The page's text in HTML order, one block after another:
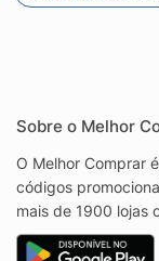
Sobre o Melhor
O Melhor Comprar
códigos
mais de 1900 lojas